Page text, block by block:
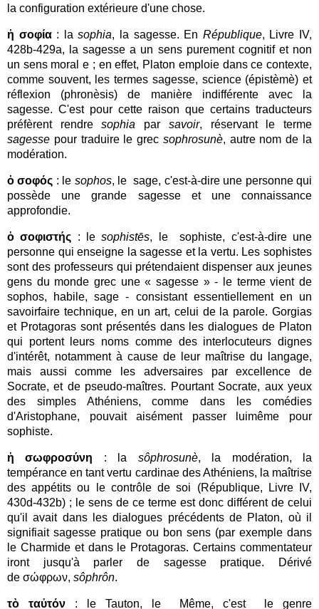
la configuration extérieure d'une chose.
ἡ σοφία: lasophia, la sagesse. En République, Livre IV,
428b-429a, la sagesse a un sens purement cognitif et non
un sens moral e ; en effet, Platon emploie dans ce contexte,
comme souvent, les termes sagesse, science (épistèmè) et
réflexion (phronèsis) de manière indifférente avec la
sagesse. C'est pour cette raison que certains traducteurs
préfèrent rendresophia par savoir, réservant le terme
sagesse pour traduire le grec sophrosunè, autre nom de la
modération.
ὁ σοφός : le sophos, le sage, c'est-à-dire une personne qui
possède une grande sagesse et une connaissance
approfondie.
ὁ σοφιστής : lesophistēs, le sophiste, c'est-à-dire une
personne qui enseigne la sagesse et la vertu. Les sophistes
sont des professeurs qui prétendaient dispenser aux jeunes
gens du monde grec une « sagesse » - le terme vient de
sophos, habile, sage - consistant essentiellement en un
savoirfaire technique, en un art, celui de la parole. Gorgias
et Protagoras sont présentés dans les dialogues de Platon
qui portent leurs noms comme des interlocuteurs dignes
d'intérêt, notamment à cause de leur maîtrise du langage,
mais aussi comme les adversaires par excellence de
Socrate, et de pseudo-maîtres. Pourtant Socrate, aux yeux
des simples Athéniens, comme dans les comédies
d'Aristophane, pouvait aisément passer luimême pour
sophiste.
ἡ σωφροσύνη : la sôphrosunè,
la modération, la
tempérance en tant vertu cardinae des Athéniens, la maîtrise
des appétits ou le contrôle de soi (République, Livre IV,
430d-432b) ; le sens de ce terme est donc différent de celui
qu'il avait dans les dialogues précédents de Platon, où il
signifiait sagesse pratique ou bon sens (par exemple dans
le Charmide et dans le Protagoras. Certains commentateur
iront jusqu'à parler de sagesse pratique. Dérivé
de σώφρων, sôphrôn.
τὸ ταὐτόν : le Tauton, le Même, c'est le genre